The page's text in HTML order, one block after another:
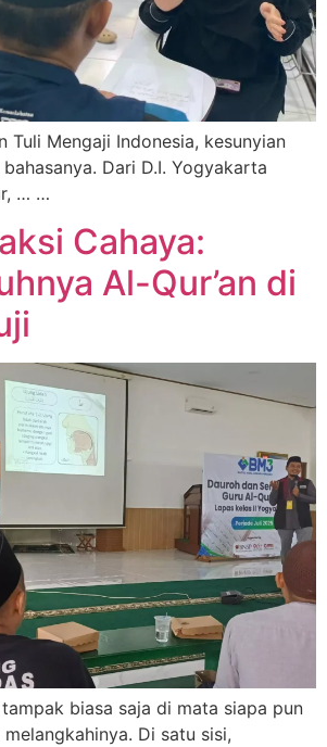
Tuli Mengaji Indonesia, kesunyian
Dari D.I. Yogyakarta
… …
Cahaya:
Al-Qur’an di
biasa saja di mata siapa pun
Di satu sisi,